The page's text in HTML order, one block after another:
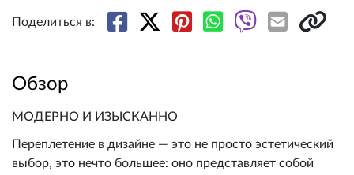
Поделиться в:
Обзор
МОДЕРНО И ИЗЫСКАННО
Переплетение в дизайне — это не просто эстетический
выбор, это нечто большее: оно представляет собой